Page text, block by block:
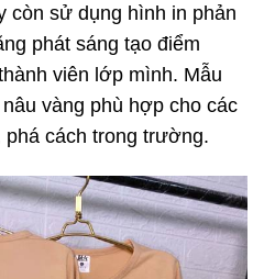
còn sử dụng hình in phản
phát sáng tạo điểm
viên lớp mình. Mẫu
nâu vàng phù hợp cho các
cách trong trường.